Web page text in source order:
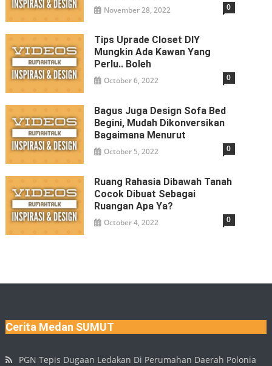
November 28, 2022 0
Tips Uprade Closet DIY
Mungkin Ada Kawan Yang
Perlu.. Boleh
October 6, 2022 0
Bagus Juga Design Sofa Bed
Begini, Mudah Dikonversikan
Bagaimana Menurut
October 5, 2022 0
Ruang Rahasia Dibawah Tanah
Cocok Dibuat Sebagai
Ruangan Apa Ya?
October 4, 2022 0
Cerita Medan SUMUT
PGN Tepis Dugaan Ledakan Di Perumahan Daerah Polonia